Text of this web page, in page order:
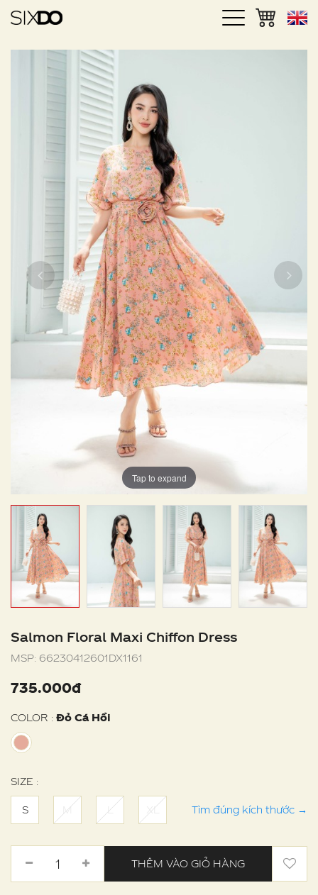
Tap to expand
Salmon Floral Maxi Chiffon Dress
MSP: 66230412601DX1161
735.000đ
COLOR : Đỏ Cá Hồi
SIZE :
S M L XL Tìm đúng kích thước →
THÊM VÀO GIỎ HÀNG